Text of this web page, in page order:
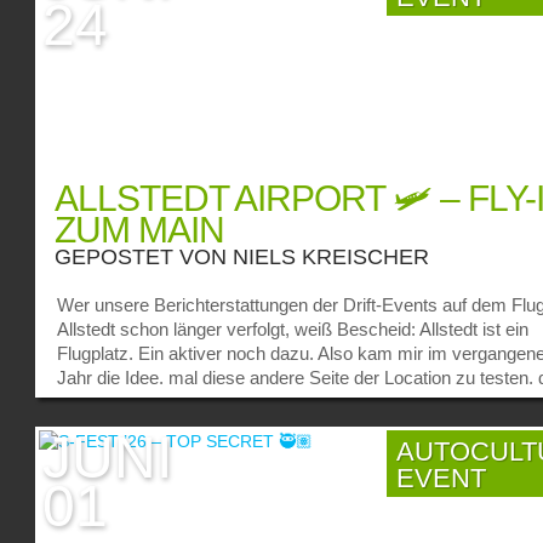
24
ALLSTEDT AIRPORT 🛩️ –
ZUM MAIN
GEPOSTET VON NIELS KREISCHER
Wer unsere Berichterstattungen der Drift-Events auf dem
Allstedt schon länger verfolgt, weiß Bescheid: Allstedt ist ein
Flugplatz. Ein aktiver noch dazu. Also kam mir im
Jahr die Idee, mal diese andere Seite der Location zu testen,
ich bisher immer nur peripher berührt hatte: wenn während
Driftevents mal wieder ein Flugzeug startete oder die alte
AN-2 direkt neben der Driftstrecke stand. So fragte ich
guten Kumpel Christian, der seines Zeichens Fluglotse,
Familienpapa, semiprofessioneller Pilot, Abenteurer durch
durch ist und unser erster USED4-Podcast-Gast war. Was
EVENT
JUNI
01